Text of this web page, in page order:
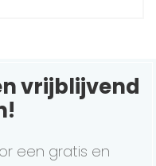
vrijblijvend
een gratis en